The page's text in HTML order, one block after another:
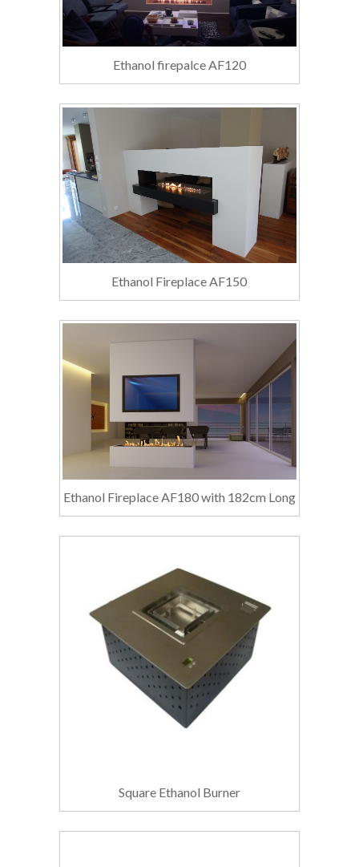
Ethanol firepalce AF120
Ethanol Fireplace AF150
Ethanol Fireplace AF180 with 182cm Long
Square Ethanol Burner